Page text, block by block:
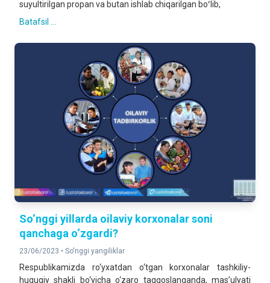
suyultirilgan propan va butan ishlab chiqarilgan boʻlib,
Batafsil ...
So‘nggi yillarda oilaviy korxonalar soni
qanchaga o‘zgardi?
23/06/2023 • So'nggi yangiliklar
Respublikamizda ro‘yxatdan o‘tgan korxonalar tashkiliy-
huquqiy shakli bo‘yicha o‘zaro taqqoslanganda, mas’ulyati